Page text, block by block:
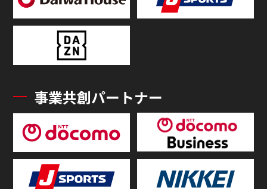
事業共創パートナー